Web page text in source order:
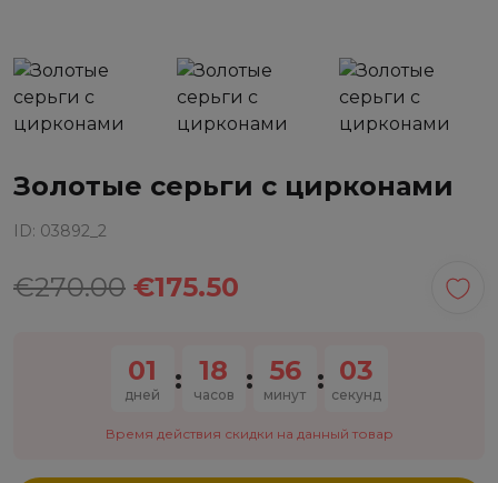
Золотые серьги с цирконами
ID: 03892_2
€270.00 €175.50
01
дней : 18
часов : 56
минут : 03
секунд
Время действия скидки на данный товар